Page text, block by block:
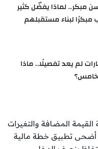
مبكر.. لماذا يفضّل كثير
مبكرًا لبناء مستقبلهم
لم يعد تفصيلًا.. ماذا
ضريبة القيمة المضافة والتغيرات
أضحى تطبيق خطة مالية